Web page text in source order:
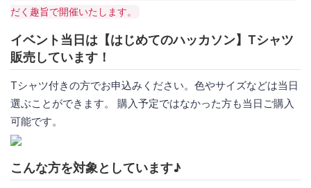
だく趣旨で開催いたします。
イベント当日は【はじめてのハッカソン】Tシャツ
販売しています！
Tシャツ付きの方でお申込みください。色やサイズなどは当日
選ぶことができます。 購入予定ではなかった方も当日ご購入
可能です。
こんな方を対象としています♪